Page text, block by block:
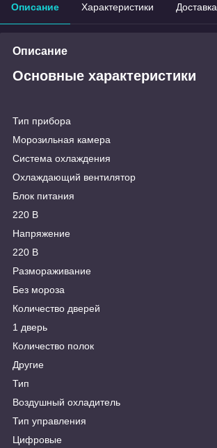
Описание Характеристики Доставка
Описание
Основные характеристики
Тип прибора
Морозильная камера
Система охлаждения
Охлаждающий вентилятор
Блок питания
220 В
Напряжение
220 В
Размораживание
Без мороза
Количество дверей
1 дверь
Количество полок
Другие
Тип
Воздушный охладитель
Тип управления
Цифровые